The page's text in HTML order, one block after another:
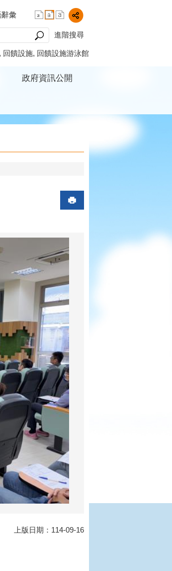
彙
進階搜尋
回饋設施 回饋設施游泳館
政府資訊公開
上版日期：114-09-16